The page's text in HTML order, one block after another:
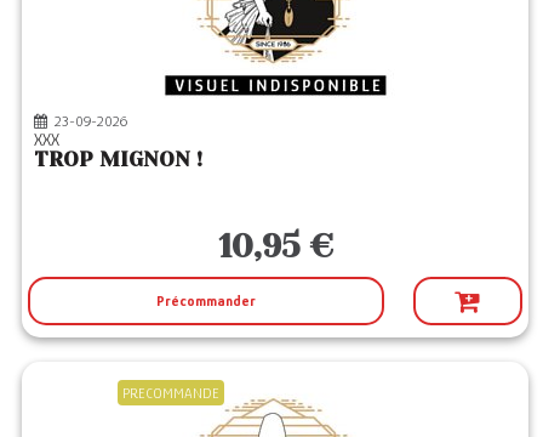
23-09-2026
XXX
TROP MIGNON !
10,95 €
Précommander
PRECOMMANDE